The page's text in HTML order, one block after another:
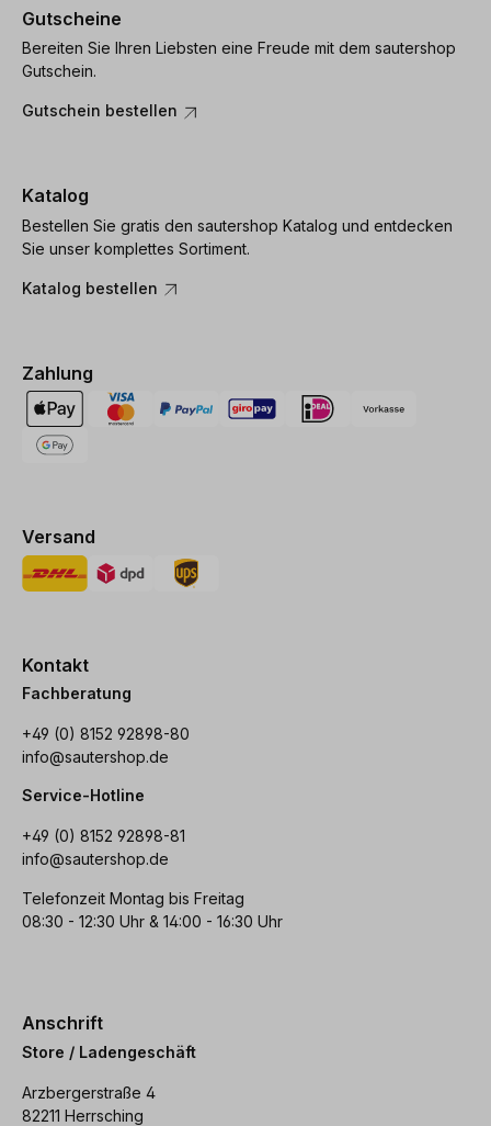
Gutscheine
Bereiten Sie Ihren Liebsten eine Freude mit dem sautershop
Gutschein.
Gutschein bestellen
Katalog
Bestellen Sie gratis den sautershop Katalog und entdecken
Sie unser komplettes Sortiment.
Katalog bestellen
Zahlung
Versand
Kontakt
Fachberatung
+49 (0) 8152 92898-80
info@sautershop.de
Service-Hotline
+49 (0) 8152 92898-81
info@sautershop.de
Telefonzeit Montag bis Freitag
08:30 - 12:30 Uhr & 14:00 - 16:30 Uhr
Anschrift
Store / Ladengeschäft
Arzbergerstraße 4
82211 Herrsching